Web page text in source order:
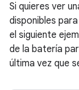
Si quieres ver
disponibles para
el siguiente
de la batería
última vez que